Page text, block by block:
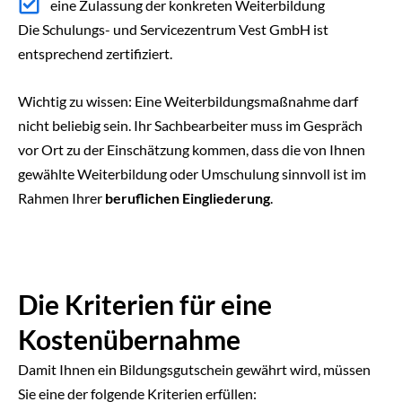
eine Zulassung der konkreten Weiterbildung
Die Schulungs- und Servicezentrum Vest GmbH ist
entsprechend zertifiziert.
Wichtig zu wissen: Eine Weiterbildungsmaßnahme darf
nicht beliebig sein. Ihr Sachbearbeiter muss im Gespräch
vor Ort zu der Einschätzung kommen, dass die von Ihnen
gewählte Weiterbildung oder Umschulung sinnvoll ist im
Rahmen Ihrer beruflichen Eingliederung.
Die Kriterien für eine
Kostenübernahme
Damit Ihnen ein Bildungsgutschein gewährt wird, müssen
Sie eine der folgende Kriterien erfüllen: